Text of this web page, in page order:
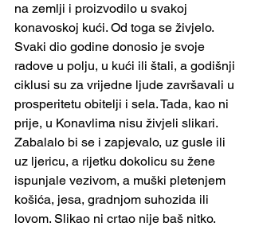
na zemlji i proizvodilo u svakoj
konavoskoj kući. Od toga se živjelo.
Svaki dio godine donosio je svoje
radove u polju, u kući ili štali, a godišnji
ciklusi su za vrijedne ljude završavali u
prosperitetu obitelji i sela. Tada, kao ni
prije, u Konavlima nisu živjeli slikari.
Zabalalo bi se i zapjevalo, uz gusle ili
uz ljericu, a rijetku dokolicu su žene
ispunjale vezivom, a muški pletenjem
košića, jesa, gradnjom suhozida ili
lovom. Slikao ni crtao nije baš nitko.